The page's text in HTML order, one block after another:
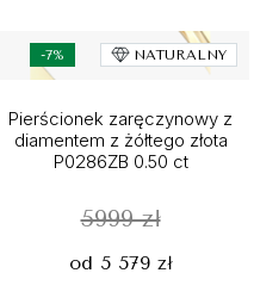
-7% NATURALNY
Pierścionek zaręczynowy z
diamentem z żółtego złota
P0286ZB 0.50 ct
5999 zł
od 5 579 zł